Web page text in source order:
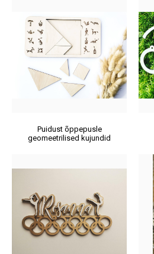
Puidust õppepusle
geomeetrilised kujundid